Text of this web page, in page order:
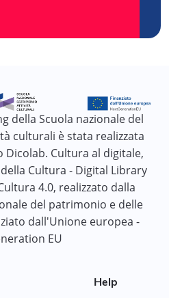
della Scuola nazionale del
culturali è stata realizzata
Cultura al digitale,
Cultura - Digital Library
4.0, realizzato dalla
del patrimonio e delle
dall'Unione europea -
EU
Help